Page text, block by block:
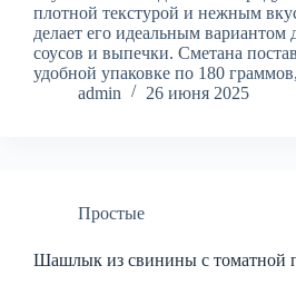
плотной текстурой и нежным
делает его идеальным вариантом
соусов и выпечки. Сметана
удобной упаковке по 180
admin
26 июня 2025
Простые
Шашлык из свинины с томатной